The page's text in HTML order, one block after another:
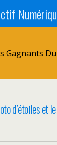
Gagnants Du
d’étoiles et le